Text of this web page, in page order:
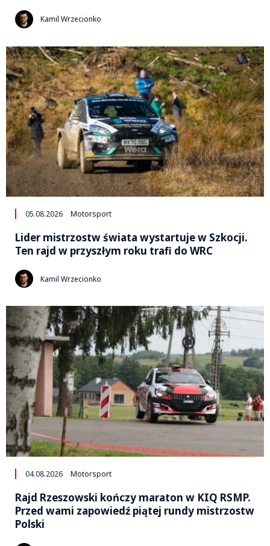
Kamil Wrzecionko
05.08.2026 Motorsport
Lider mistrzostw świata wystartuje w Szkocji.
Ten rajd w przyszłym roku trafi do WRC
Kamil Wrzecionko
04.08.2026 Motorsport
Rajd Rzeszowski kończy maraton w KIQ RSMP.
Przed wami zapowiedź piątej rundy mistrzostw
Polski